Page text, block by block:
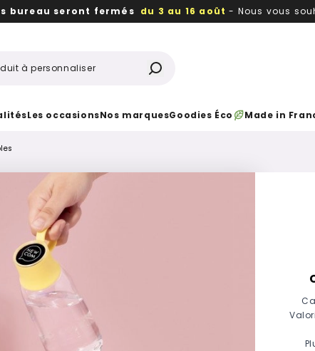
bureau seront fermés du 3 au 16 août - Nous vous
Les occasionsNos marquesGoodies Éco Made in